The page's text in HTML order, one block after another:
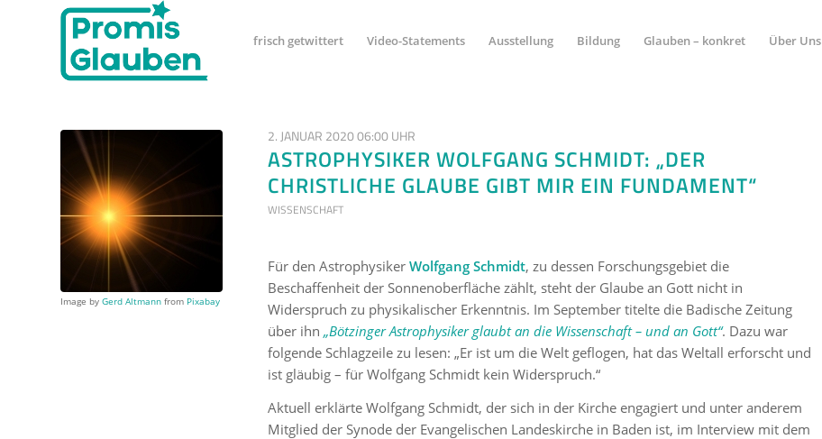
frisch getwittert Video-Statements Ausstellung Bildung Glauben – konkret Über Uns
Image by Gerd Altmann from Pixabay
2. JANUAR 2020 06:00 UHR
ASTROPHYSIKER WOLFGANG SCHMIDT: „DER
CHRISTLICHE GLAUBE GIBT MIR EIN FUNDAMENT“
WISSENSCHAFT
Für den Astrophysiker Wolfgang Schmidt, zu dessen Forschungsgebiet die
Beschaffenheit der Sonnenoberfläche zählt, steht der Glaube an Gott nicht in
Widerspruch zu physikalischer Erkenntnis. Im September titelte die Badische Zeitung
über ihn „Bötzinger Astrophysiker glaubt an die Wissenschaft – und an Gott“. Dazu war
folgende Schlagzeile zu lesen: „Er ist um die Welt geflogen, hat das Weltall erforscht und
ist gläubig – für Wolfgang Schmidt kein Widerspruch.“
Aktuell erklärte Wolfgang Schmidt, der sich in der Kirche engagiert und unter anderem
Mitglied der Synode der Evangelischen Landeskirche in Baden ist, im Interview mit dem